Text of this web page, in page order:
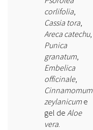
corlifolia,
Cassia tora,
Areca catechu,
Punica
granatum,
Embelica
officinale,
Cinnamomum
zeylanicum e
gel de Aloe
vera.